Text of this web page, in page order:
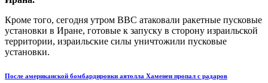
Кроме того, сегодня утром ВВС атаковали ракетные пусковые
установки в Иране, готовые к запуску в сторону израильской
территории, израильские силы уничтожили пусковые
установки.
Навигация
Previous
После американской бомбардировки аятолла Хаменеи пропал с радаров